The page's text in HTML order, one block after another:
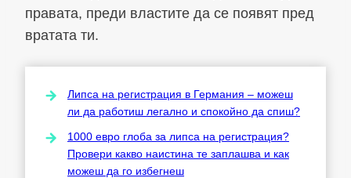
правата, преди властите да се появят пред
вратата ти.
Липса на регистрация в Германия – можеш
ли да работиш легално и спокойно да спиш?
1000 евро глоба за липса на регистрация?
Провери какво наистина те заплашва и как
можеш да го избегнеш